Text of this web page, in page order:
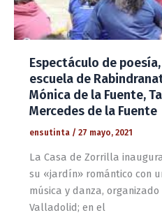
Espectáculo de
escuela de
Mónica de la Fuente,
Mercedes de la Fuente
ensutinta / 27 mayo, 2021
La Casa de Zorrilla
su «jardín» romántico con
música y danza,
Valladolid; en el